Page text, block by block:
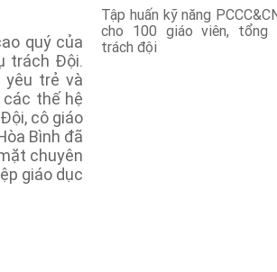
quý của
trách Đội.
yêu trẻ và
các thế hệ
cô giáo
Bình đã
chuyên
giáo dục
Tập huấn kỹ năng
cho 100 giáo viên, tổng
trách đội